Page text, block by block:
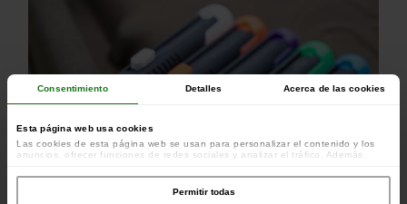
Consentimiento Detalles Acerca de las cookies
Esta página web usa cookies
Las cookies de esta página web se usan para personalizar el contenido y los
anuncios, ofrecer funciones de redes sociales y analizar el tráfico. Además,
colaboradores de redes sociales, publicidad y análisis web, quienes pueden
combinarla con otra información que les haya proporcionado o que hayan
recopilado a partir del uso que haya hecho de sus servicios.
Permitir todas